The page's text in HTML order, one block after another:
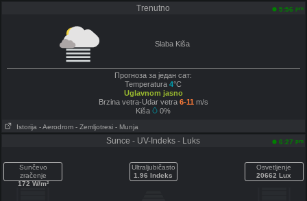
Trenutno 5:56 pm
Slaba Kiša
Прогноза за један сат:
Temperatura4°C
Uglavnom jasno
Brzina vetra-Udar vetra 6-11 m/s
Kiša
0%
Istorija - Aerodrom - Zemljotresi - Munja
Sunce - UV-Indeks - Luks 6:27 pm
Sunčevo
zračenje
172 W/m²
Ultraljubičasto
1.96 Indeks
Osvetljenje
20662 Lux